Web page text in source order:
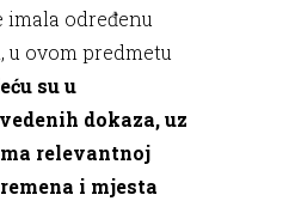
određenu
u ovom predmetu
su u
dokaza, uz
relevantnoj
i mjesta